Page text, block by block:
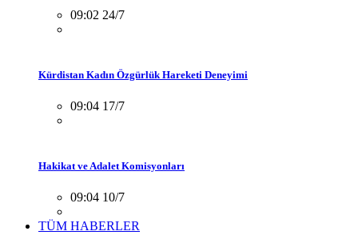
09:02 24/7
Kürdistan Kadın Özgürlük Hareketi Deneyimi
09:04 17/7
Hakikat ve Adalet Komisyonları
09:04 10/7
TÜM HABERLER